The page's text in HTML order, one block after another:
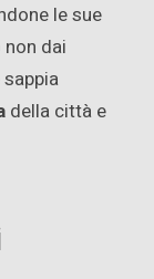
le sue
dai
della città e